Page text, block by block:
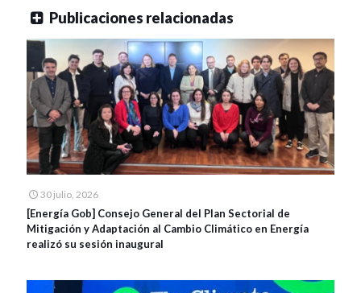
Publicaciones relacionadas
30 julio, 2026
[Energía Gob] Consejo General del Plan Sectorial de
Mitigación y Adaptación al Cambio Climático en Energía
realizó su sesión inaugural